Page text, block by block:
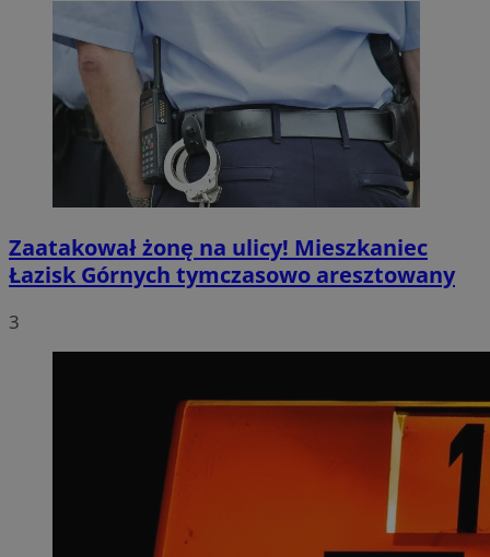
Zaatakował żonę na ulicy! Mieszkaniec
Łazisk Górnych tymczasowo aresztowany
3